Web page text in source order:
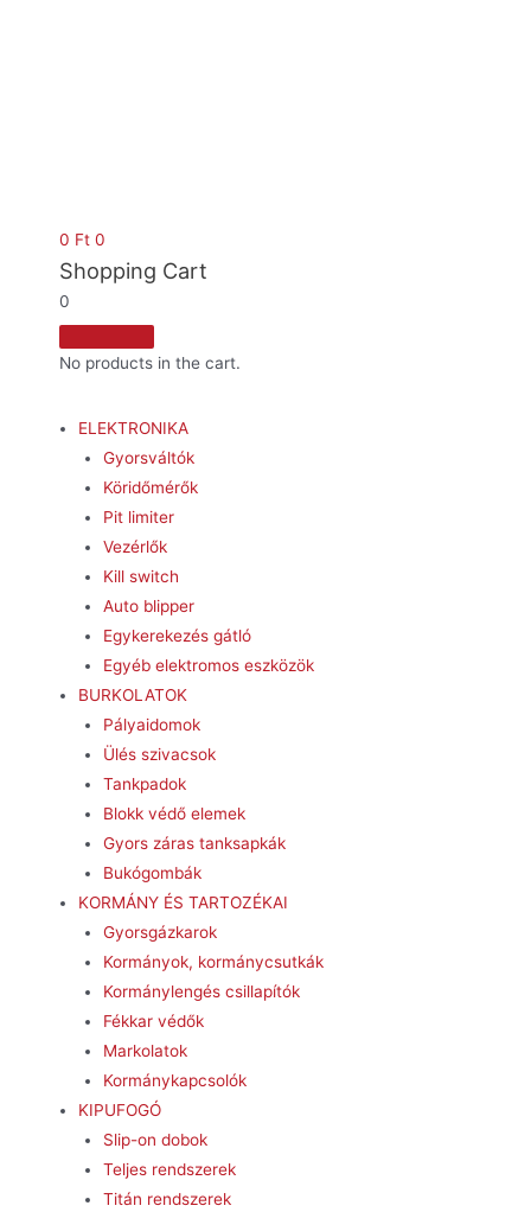
0 Ft 0
Shopping Cart
0
No products in the cart.
ELEKTRONIKA
Gyorsváltók
Köridőmérők
Pit limiter
Vezérlők
Kill switch
Auto blipper
Egykerekezés gátló
Egyéb elektromos eszközök
BURKOLATOK
Pályaidomok
Ülés szivacsok
Tankpadok
Blokk védő elemek
Gyors záras tanksapkák
Bukógombák
KORMÁNY ÉS TARTOZÉKAI
Gyorsgázkarok
Kormányok, kormánycsutkák
Kormánylengés csillapítók
Fékkar védők
Markolatok
Kormánykapcsolók
KIPUFOGÓ
Slip-on dobok
Teljes rendszerek
Titán rendszerek